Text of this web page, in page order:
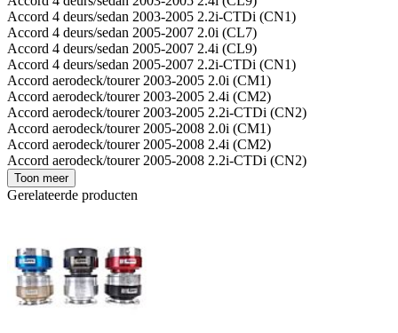
Accord 4 deurs/sedan 2003-2005 2.2i-CTDi (CN1)
Accord 4 deurs/sedan 2005-2007 2.0i (CL7)
Accord 4 deurs/sedan 2005-2007 2.4i (CL9)
Accord 4 deurs/sedan 2005-2007 2.2i-CTDi (CN1)
Accord aerodeck/tourer 2003-2005 2.0i (CM1)
Accord aerodeck/tourer 2003-2005 2.4i (CM2)
Accord aerodeck/tourer 2003-2005 2.2i-CTDi (CN2)
Accord aerodeck/tourer 2005-2008 2.0i (CM1)
Accord aerodeck/tourer 2005-2008 2.4i (CM2)
Accord aerodeck/tourer 2005-2008 2.2i-CTDi (CN2)
Toon meer
Gerelateerde producten